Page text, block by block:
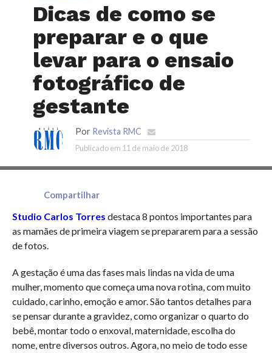
Dicas de como se
preparar e o que
levar para o ensaio
fotográfico de
gestante
Por Revista RMC
Publicado em 11 de maio de 2018
Compartilhar
Studio Carlos Torres destaca 8 pontos importantes para
as mamães de primeira viagem se prepararem para a sessão
de fotos.
A gestação é uma das fases mais lindas na vida de uma
mulher, momento que começa uma nova rotina, com muito
cuidado, carinho, emoção e amor. São tantos detalhes para
se pensar durante a gravidez, como organizar o quarto do
bebê, montar todo o enxoval, maternidade, escolha do
nome, entre diversos outros. Agora, no meio de todo esse